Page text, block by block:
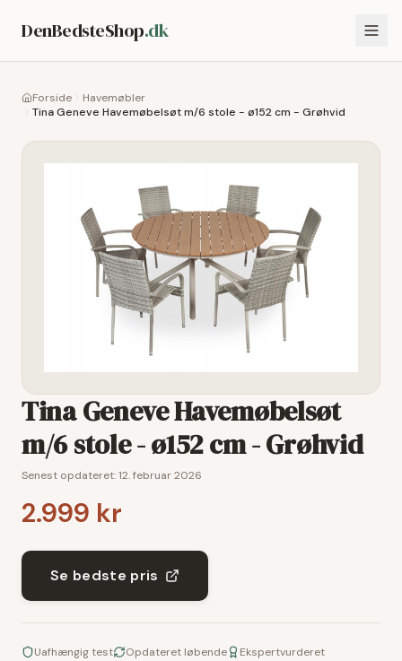
DenBedsteShop.dk
Forside
Havemøbler
Tina Geneve Havemøbelsøt m/6 stole - ø152 cm - Grøhvid
Tina Geneve Havemøbelsøt
m/6 stole - ø152 cm - Grøhvid
Senest opdateret:12. februar 2026
2.999 kr
Se bedste pris
Uafhængig test Opdateret løbende Ekspertvurderet